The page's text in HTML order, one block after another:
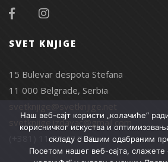
SVET KNJIGE
15 Bulevar despota Stefana
11 000 Belgrade, Serbia
svetknjige.izdavac@gmail.com
(+381) 11 72 47 307
Наш веб-сајт користи „колачиће“
корисничког искуства и
складу с Вашим одабраним
Посетом нашег веб-сајта,